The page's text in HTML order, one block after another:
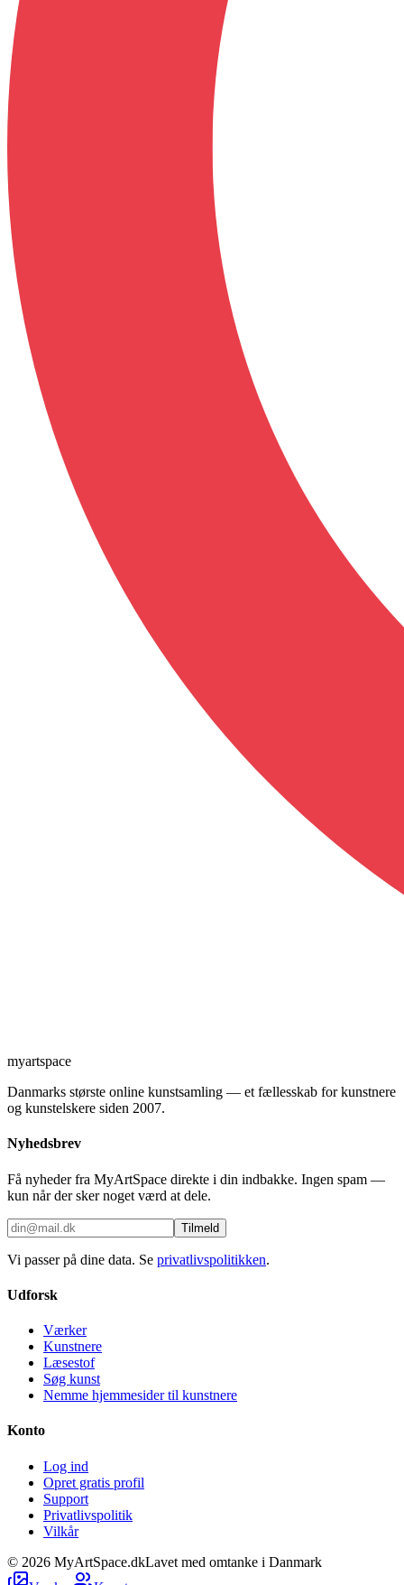
myartspace
Danmarks største online kunstsamling — et fællesskab for kunstnere
og kunstelskere siden 2007.
Nyhedsbrev
Få nyheder fra MyArtSpace direkte i din indbakke. Ingen spam —
kun når der sker noget værd at dele.
Tilmeld
Vi passer på dine data. Se privatlivspolitikken.
Udforsk
Værker
Kunstnere
Læsestof
Søg kunst
Nemme hjemmesider til kunstnere
Konto
Log ind
Opret gratis profil
Support
Privatlivspolitik
Vilkår
© 2026 MyArtSpace.dkLavet med omtanke i Danmark